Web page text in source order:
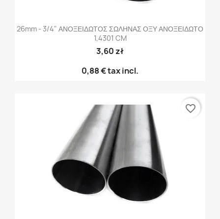
26mm - 3/4" ΑΝΟΞΕΙΔΩΤΟΣ ΣΩΛΗΝΑΣ ΟΞΥ ΑΝΟΞΕΙΔΩΤΟ
1,4301 CM
3,60 zł
0,88 €tax incl.
favorite_border